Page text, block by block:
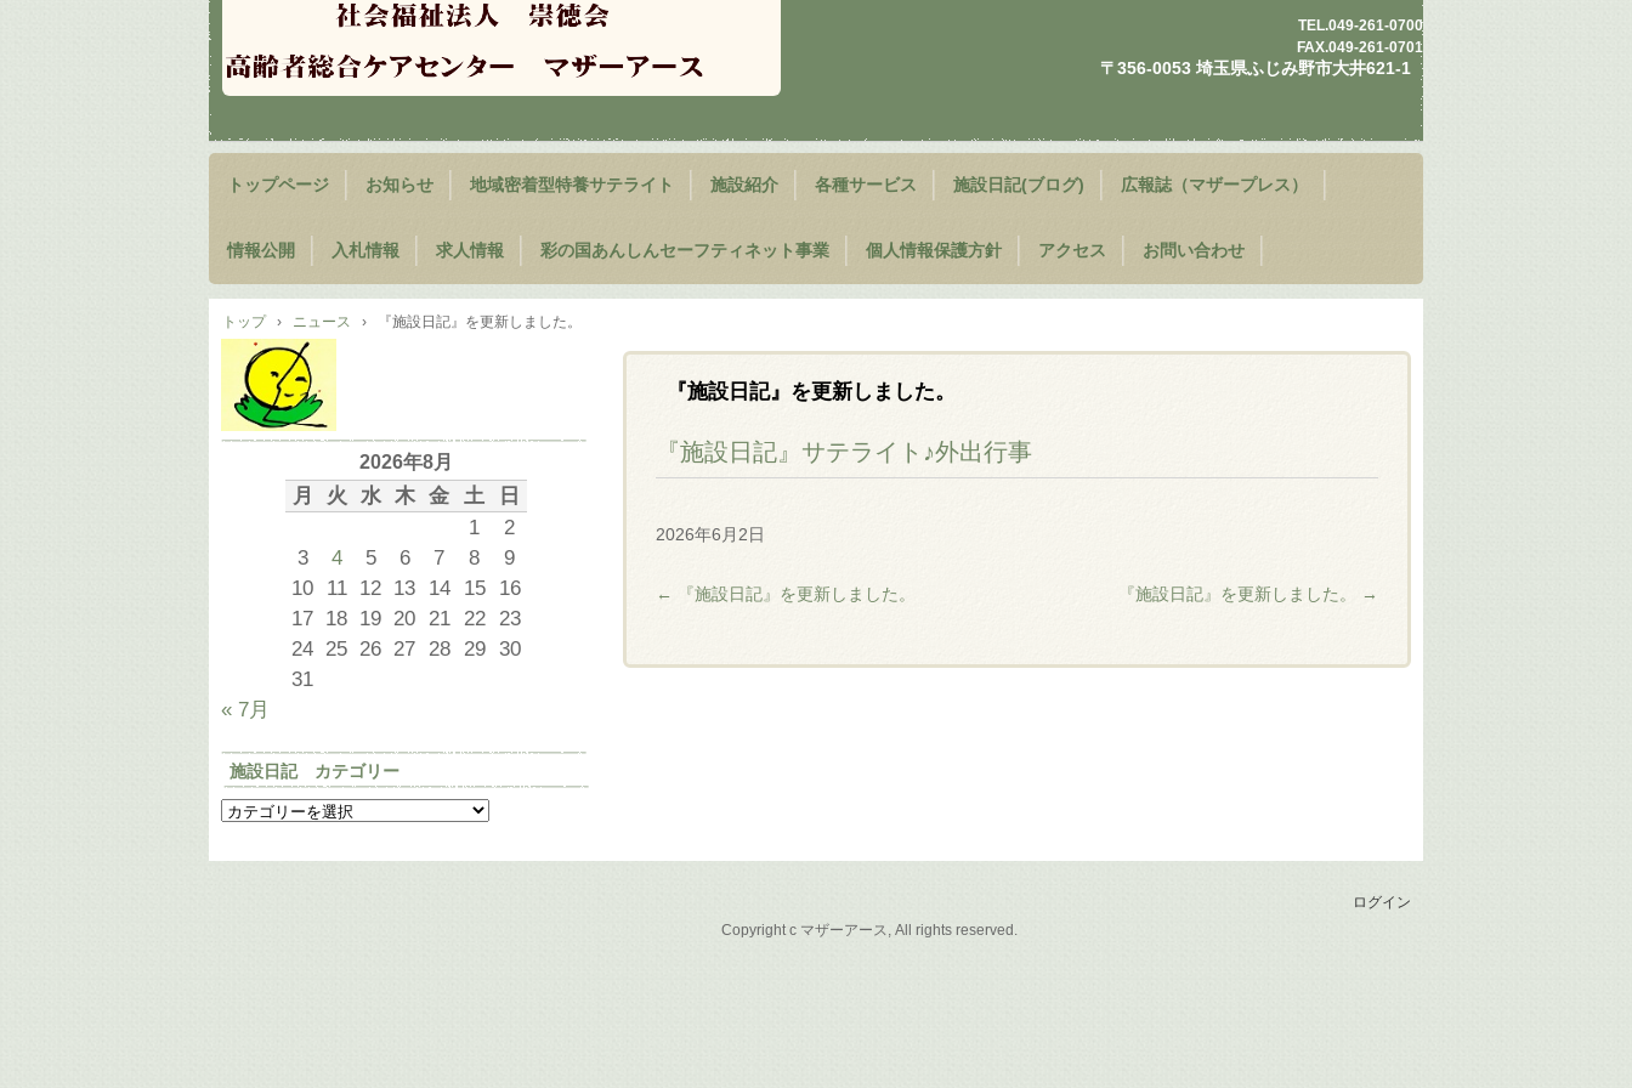
TEL.049-261-0700
FAX.049-261-0701
〒356-0053 埼玉県ふじみ野市大井621-1
トップページ お知らせ 地域密着型特養サテライト 施設紹介 各種サービス 施設日記(ブログ) 広報誌（マザープレス）
情報公開 入札情報 求人情報 彩の国あんしんセーフティネット事業 個人情報保護方針 アクセス お問い合わせ
トップ › ニュース › 『施設日記』を更新しました。
『施設日記』を更新しました。
『施設日記』サテライト♪外出行事
2026年6月2日
← 『施設日記』を更新しました。 『施設日記』を更新しました。 →
2026年8月
月 火 水 木 金 土
日
1
2
3
4 5 6 7 8
9
10 11 12 13 14 15
16
17 18 19 20 21 22
23
24 25 26 27 28 29 30
31
« 7月
施設日記 カテゴリー
Copyright c マザーアース, All rights reserved.
ログイン